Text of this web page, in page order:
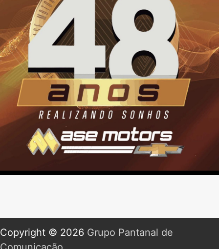
Copyright © 2026 Grupo Pantanal de